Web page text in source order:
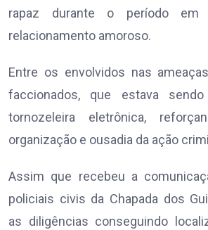
rapaz durante o período
relacionamento amoroso.
Entre os envolvidos nas
faccionados, que estava
tornozeleira eletrônica,
organização e ousadia da ação
Assim que recebeu a
policiais civis da Chapada dos
as diligências conseguindo